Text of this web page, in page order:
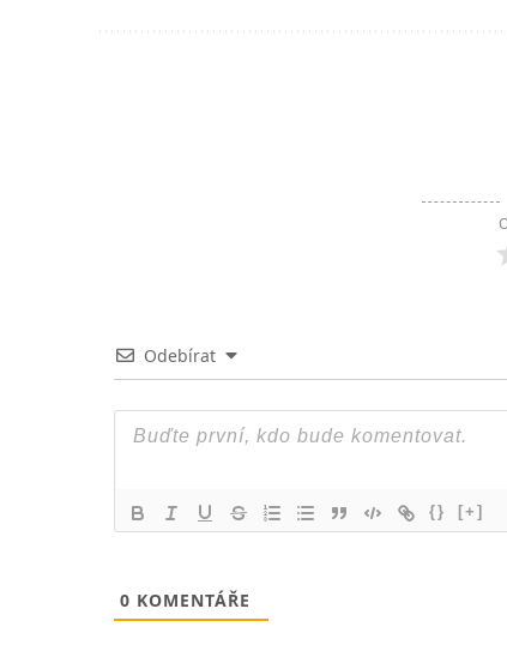
Odebírat
{} [+]
0 KOMENTÁŘE